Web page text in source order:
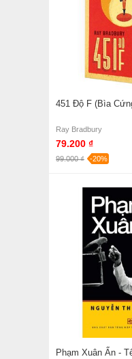
451 Độ F (Bìa
Ray Bradbury
79.200 ₫
99.000 ₫ -20%
Phạm Xuân Ẩn -